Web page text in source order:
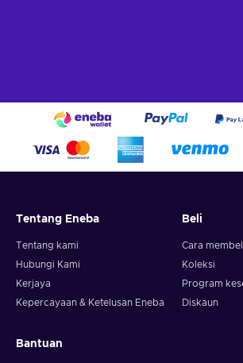
Tentang Eneba
Tentang kami
Hubungi Kami
Kerjaya
Kepercayaan & Ketelusan Eneba
Beli
Cara
Koleksi
Program
Diskaun
Bantuan